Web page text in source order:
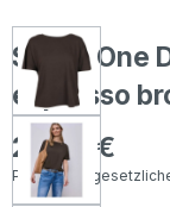
Street One
espresso
Regulärer Preis:
29,99 €
Preise inkl.